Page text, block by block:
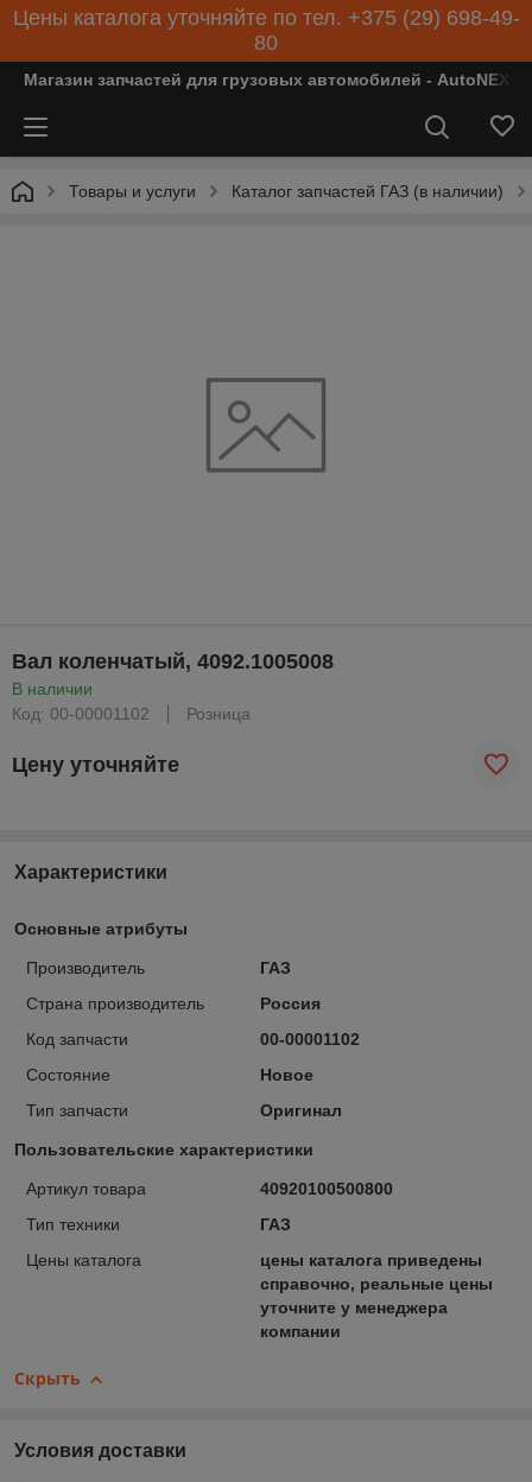
Цены каталога уточняйте по тел. +375 (29) 698-49-
80
Магазин запчастей для грузовых автомобилей - AutoNEXT
Товары и услуги Каталог запчастей ГАЗ (в наличии)
Вал коленчатый, 4092.1005008
В наличии
Код: 00-00001102
Розница
Цену уточняйте
Характеристики
Основные атрибуты
Производитель
ГАЗ
Страна производитель
Россия
Код запчасти
00-00001102
Состояние
Новое
Тип запчасти
Оригинал
Пользовательские характеристики
Артикул товара
40920100500800
Тип техники
ГАЗ
Цены каталога
цены каталога приведены
справочно, реальные цены
уточните у менеджера
компании
Скрыть
Условия доставки